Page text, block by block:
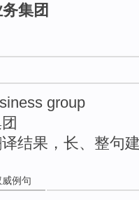
集团
group
结果，长、整句
威例句